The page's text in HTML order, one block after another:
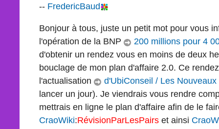
-- FredericBaud
Bonjour à tous, juste un petit mot pour vous
l'opération de la BNP
200 millions pour 4
d'obtenir un rendez vous en moins de deux
bouclage de mon plan d'affaire 2.0. Ce
l'actualisation
d'UbiConseil / Les
lancer un jour). Je viendrais vous rendre
mettrais en ligne le plan d'affaire afin de le
CraoWiki:RévisionParLesPairs et ainsi